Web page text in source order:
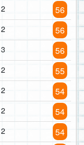
2 56
2 56
3 56
2 55
2 54
2 54
2 54